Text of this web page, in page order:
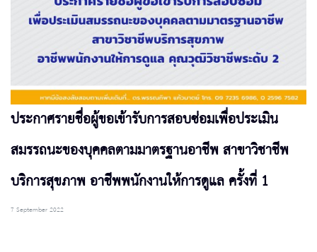
ประกาศรายชื่อผู้ขอเข้ารับการสอบซ่อมเพื่อประเมิน
สมรรถนะของบุคคลตามมาตรฐานอาชีพ สาขาวิชาชีพ
บริการสุขภาพ อาชีพพนักงานให้การดูแล ครั้งที่ 1
7 September 2022